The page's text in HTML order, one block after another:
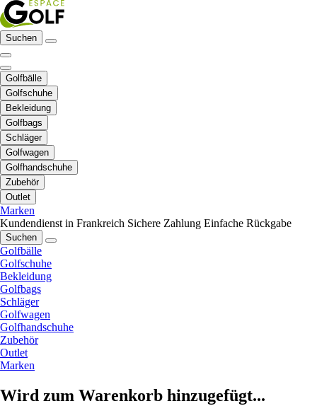
Suchen
Golfbälle
Golfschuhe
Bekleidung
Golfbags
Schläger
Golfwagen
Golfhandschuhe
Zubehör
Outlet
Marken
Kundendienst in Frankreich Sichere Zahlung Einfache Rückgabe
Suchen
Golfbälle
Golfschuhe
Bekleidung
Golfbags
Schläger
Golfwagen
Golfhandschuhe
Zubehör
Outlet
Marken
Wird zum Warenkorb hinzugefügt...